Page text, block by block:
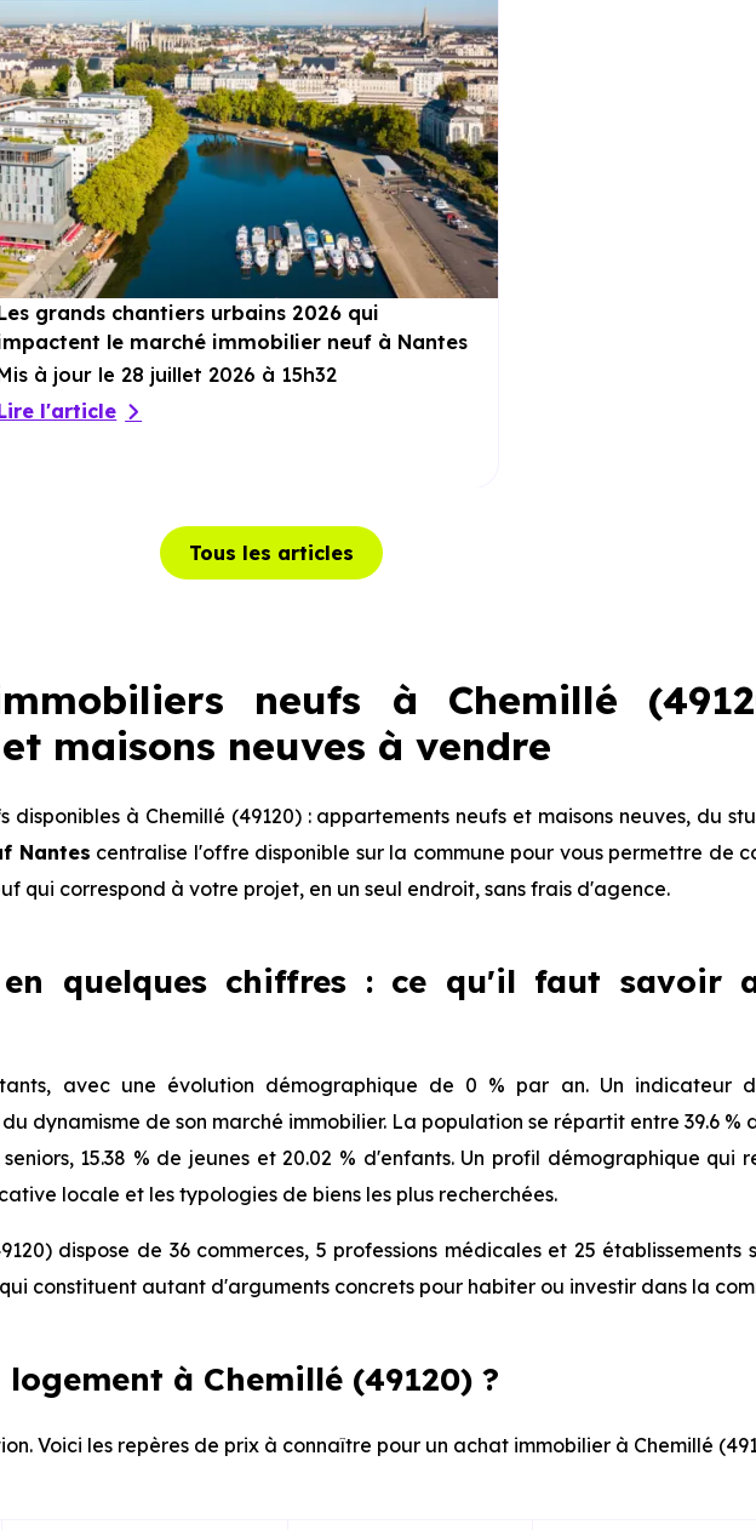
grands chantiers urbains 2026 qui
le marché immobilier neuf à Nantes
à jour le 28 juillet 2026 à 15h32
l'article
Tous les articles
neufs à Chemillé
maisons neuves à vendre
disponibles à Chemillé (49120) : appartements neufs et maisons neuves, du
Nantes centralise l'offre disponible sur la commune pour vous permettre de
qui correspond à votre projet, en un seul endroit, sans frais d'agence.
en quelques chiffres : ce qu'il faut savoir
avec une évolution démographique de 0 % par an. Un indicateur
dynamisme de son marché immobilier. La population se répartit entre 39.6 %
15.38 % de jeunes et 20.02 % d'enfants. Un profil démographique qui
locale et les typologies de biens les plus recherchées.
dispose de 36 commerces, 5 professions médicales et 25 établissements
constituent autant d'arguments concrets pour habiter ou investir dans la
à Chemillé (49120) ?
Voici les repères de prix à connaître pour un achat immobilier à Chemillé